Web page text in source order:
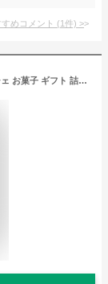
めコメント (1件) >
はなかご16枚入り バター アーモンド フィナンシェ お菓子 ギフト 詰め合わせ 焦がしバター お取り寄せスイーツ 贈答用 個包装 お取り寄せ お取り寄せグルメ 九州土産